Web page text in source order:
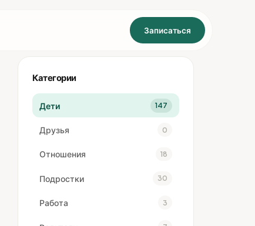
Записаться
Категории
Дети 147
Друзья 0
Отношения 18
Подростки 30
Работа 3